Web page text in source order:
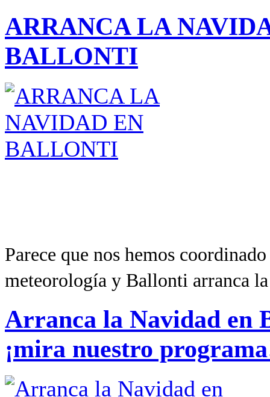
ARRANCA LA
BALLONTI
Parece que nos hemos
meteorología y Ballonti arranca
Arranca la Navidad en
¡mira nuestro